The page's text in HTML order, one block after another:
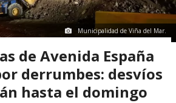
Municipalidad de Viña del Mar.
de Avenida España
derrumbes: desvíos
hasta el domingo